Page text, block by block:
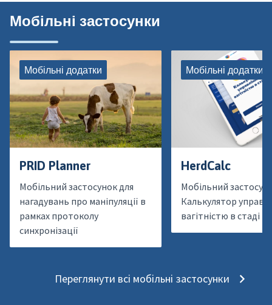
Мобільні застосунки
Мобільні додатки
PRID Planner
Мобільний застосунок для
нагадувань про маніпуляції в
рамках протоколу
синхронізації
Мобільні додатки
HerdCalc
Мобільний
Калькулятор
вагітністю в стаді
Переглянути всі мобільні застосунки